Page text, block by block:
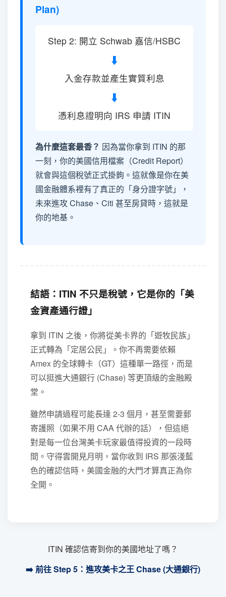
Plan)
Step 2: 開立 Schwab 嘉信/HSBC
⬇️
入金存款並產生實質利息
⬇️
憑利息證明向 IRS 申請 ITIN
為什麼這套最香？ 因為當你拿到 ITIN 的那
一刻，你的美國信用檔案（Credit Report）
就會與這個稅號正式掛鉤。這就像是你在美
國金融體系裡有了真正的「身分證字號」，
未來進攻 Chase、Citi 甚至房貸時，這就是
你的地基。
結語：ITIN 不只是稅號，它是你的「美
金資產通行證」
拿到 ITIN 之後，你將從美卡界的「遊牧民族」
正式轉為「定居公民」。你不再需要依賴
Amex 的全球轉卡（GT）這種單一路徑，而是
可以挺進大通銀行 (Chase) 等更頂級的金融殿
堂。
雖然申請過程可能長達 2-3 個月，甚至需要郵
寄護照（如果不用 CAA 代辦的話），但這絕
對是每一位台灣美卡玩家最值得投資的一段時
間。守得雲開見月明，當你收到 IRS 那張淺藍
色的確認信時，美國金融的大門才算真正為你
全開。
ITIN 確認信寄到你的美國地址了嗎？
➡️ 前往 Step 5：進攻美卡之王 Chase (大通銀行)